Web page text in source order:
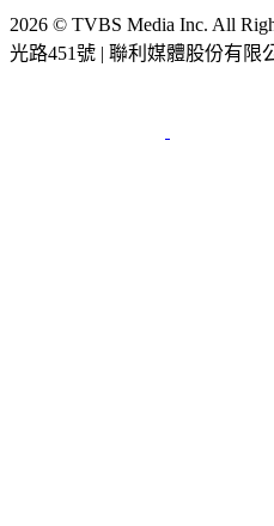
2026 © TVBS Media Inc. All
光路451號 | 聯利媒體股份有限